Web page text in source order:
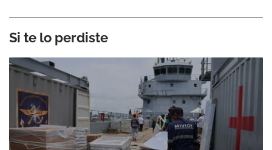
Si te lo perdiste